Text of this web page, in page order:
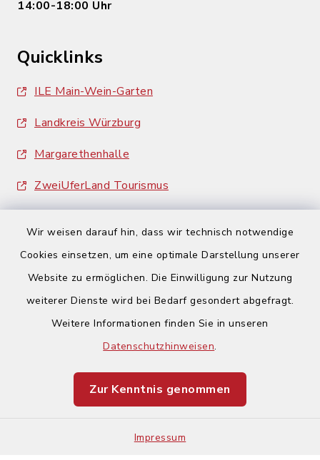
Wir weisen darauf hin, dass wir technisch notwendige
Cookies einsetzen, um eine optimale Darstellung unserer
Website zu ermöglichen. Die Einwilligung zur Nutzung
weiterer Dienste wird bei Bedarf gesondert abgefragt.
Weitere Informationen finden Sie in unseren
Datenschutzhinweisen.
Zur Kenntnis genommen
Impressum
14:00-18:00 Uhr
Quicklinks
ILE Main-Wein-Garten
Landkreis Würzburg
Margarethenhalle
ZweiUferLand Tourismus
Barrierefreiheit
Impressum
Sitemap